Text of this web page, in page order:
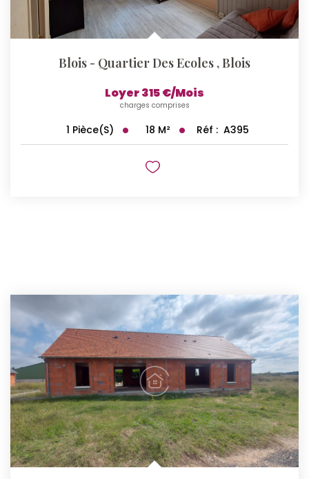
Blois - Quartier Des Ecoles ,Blois
Loyer 315 €/mois
charges comprises
1 Pièce(s) 18 M² Réf : A395